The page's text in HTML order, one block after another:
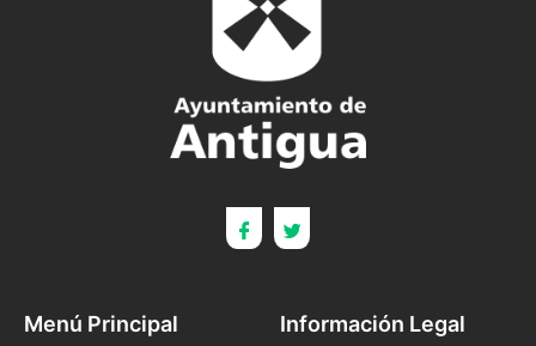
Menú Principal Información Legal